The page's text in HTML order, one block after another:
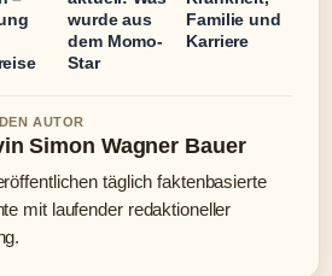
wurde aus
dem Momo-
Star
Familie und
Karriere
AUTOR
Simon Wagner Bauer
täglich faktenbasierte
mit laufender redaktioneller